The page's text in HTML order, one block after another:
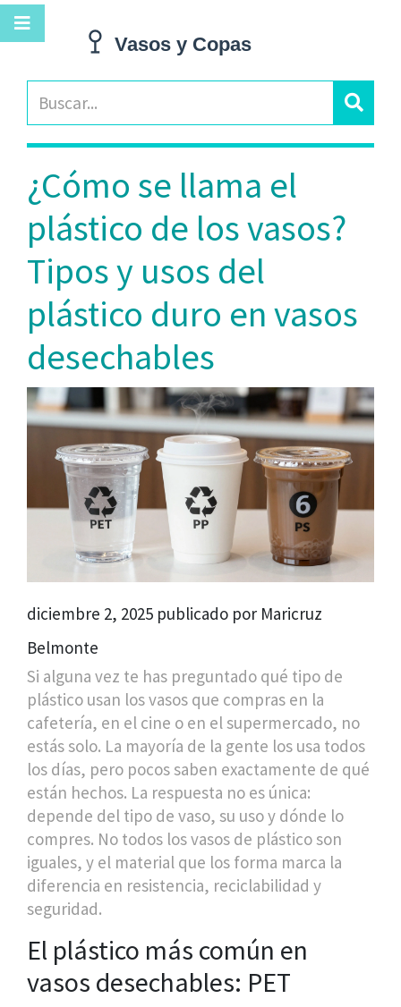
¿Cómo se llama el
plástico de los vasos?
Tipos y usos del
plástico duro en vasos
desechables
diciembre 2, 2025 publicado por Maricruz
Belmonte
Si alguna vez te has preguntado qué tipo de
plástico usan los vasos que compras en la
cafetería, en el cine o en el supermercado, no
estás solo. La mayoría de la gente los usa todos
los días, pero pocos saben exactamente de qué
están hechos. La respuesta no es única:
depende del tipo de vaso, su uso y dónde lo
compres. No todos los vasos de plástico son
iguales, y el material que los forma marca la
diferencia en resistencia, reciclabilidad y
seguridad.
El plástico más común en
vasos desechables: PET